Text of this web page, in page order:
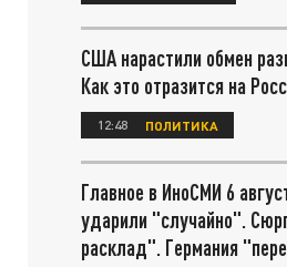
США нарастили обмен
Как это отразится на
12:48 ПОЛИТИКА
Главное в ИноСМИ 6
ударили "случайно".
расклад". Германия